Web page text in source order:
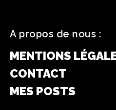
A propos de nous :
MENTIONS
CONTACT
MES POSTS